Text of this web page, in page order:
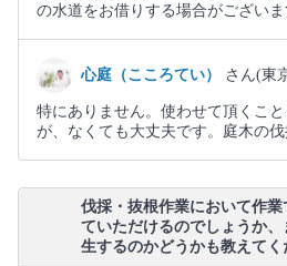
の水道をお借りする場合がございま
心庭（こころてい） さん(東
特にありません。使わせて頂くこ
が、なくても大丈夫です。庭木の
伐採・抜根作業において作
ていただけるのでしょうか
生するのかどうかも教えてく